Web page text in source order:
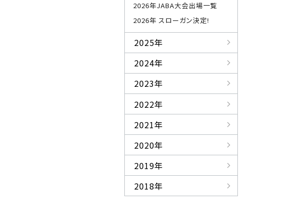
2026年JABA大会出場一覧
2026年 スローガン決定!
2025年
2024年
2023年
2022年
2021年
2020年
2019年
2018年